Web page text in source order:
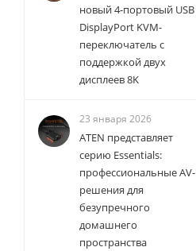
новый 4-портовый USB
DisplayPort KVM-
переключатель с
поддержкой двух
дисплеев 8K
23 января 2026
ATEN представляет
серию Essentials:
профессиональные AV-
решения для
безупречного
домашнего
пространства